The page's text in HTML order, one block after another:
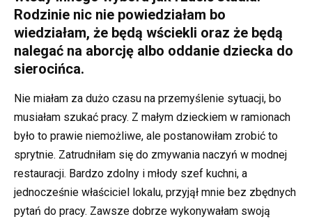
Rodzinie nic nie powiedziałam bo
wiedziałam, że będą wściekli oraz że będą
nalegać na aborcję albo oddanie dziecka do
sierocińca.
Nie miałam za dużo czasu na przemyślenie sytuacji, bo
musiałam szukać pracy. Z małym dzieckiem w ramionach
było to prawie niemożliwe, ale postanowiłam zrobić to
sprytnie. Zatrudniłam się do zmywania naczyń w modnej
restauracji. Bardzo zdolny i młody szef kuchni, a
jednocześnie właściciel lokalu, przyjął mnie bez zbędnych
pytań do pracy. Zawsze dobrze wykonywałam swoją